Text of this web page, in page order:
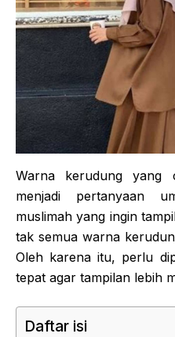
Warna kerudung
menjadi pertanyaan
muslimah yang ingin
tak semua warna
Oleh karena itu, perlu
tepat agar tampilan lebih
Daftar isi